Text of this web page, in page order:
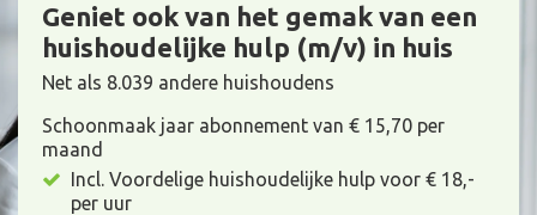
Geniet ook van het gemak van een
huishoudelijke hulp (m/v) in huis
Net als 8.039 andere huishoudens
Schoonmaak jaar abonnement van € 15,70 per
maand
Incl. Voordelige huishoudelijke hulp voor € 18,-
per uur